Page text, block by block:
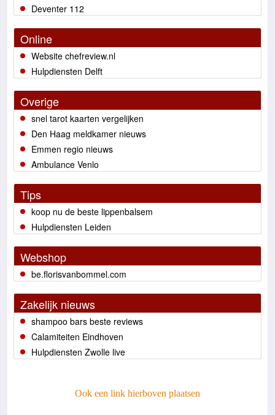
Deventer 112
Online
Website chefreview.nl
Hulpdiensten Delft
Overige
snel tarot kaarten vergelijken
Den Haag meldkamer nieuws
Emmen regio nieuws
Ambulance Venlo
Tips
koop nu de beste lippenbalsem
Hulpdiensten Leiden
Webshop
be.florisvanbommel.com
Zakelijk nieuws
shampoo bars beste reviews
Calamiteiten Eindhoven
Hulpdiensten Zwolle live
Ook een link hierboven plaatsen